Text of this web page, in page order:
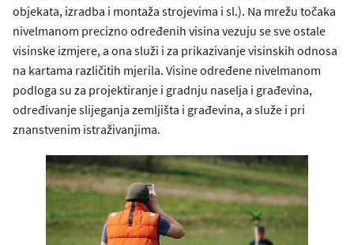
objekata, izradba i montaža strojevima i sl.). Na mrežu točaka
nivelmanom precizno određenih visina vezuju se sve ostale
visinske izmjere, a ona služi i za prikazivanje visinskih odnosa
na kartama različitih mjerila. Visine određene nivelmanom
podloga su za projektiranje i gradnju naselja i građevina,
određivanje slijeganja zemljišta i građevina, a služe i pri
znanstvenim istraživanjima.